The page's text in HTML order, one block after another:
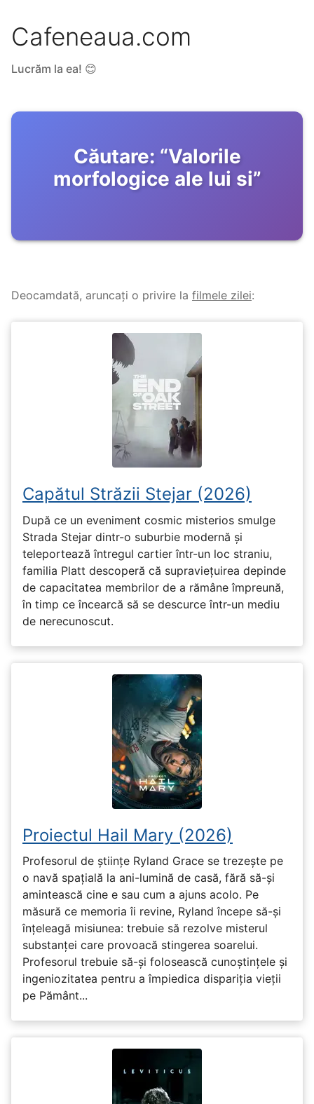
Cafeneaua.com
Lucrăm la ea! 😊
Căutare: “Valorile
morfologice ale lui si”
Deocamdată, aruncați o privire la filmele zilei:
Capătul Străzii Stejar (2026)
După ce un eveniment cosmic misterios smulge
Strada Stejar dintr-o suburbie modernă și
teleportează întregul cartier într-un loc straniu,
familia Platt descoperă că supraviețuirea depinde
de capacitatea membrilor de a rămâne împreună,
în timp ce încearcă să se descurce într-un mediu
de nerecunoscut.
Proiectul Hail Mary (2026)
Profesorul de științe Ryland Grace se trezește pe
o navă spațială la ani-lumină de casă, fără să-și
amintească cine e sau cum a ajuns acolo. Pe
măsură ce memoria îi revine, Ryland începe să-și
înțeleagă misiunea: trebuie să rezolve misterul
substanței care provoacă stingerea soarelui.
Profesorul trebuie să-și folosească cunoștințele și
ingeniozitatea pentru a împiedica dispariția vieții
pe Pământ...